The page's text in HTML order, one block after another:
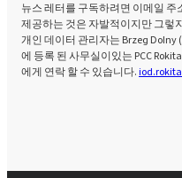
뉴스 레터를 구독하려면 이메일
제공하는 것은 자발적이지만 그렇
개인 데이터 관리자는 Brzeg Dolny
에 등록 된 사무실이있는 PCC
에게 연락 할 수 있습니다.